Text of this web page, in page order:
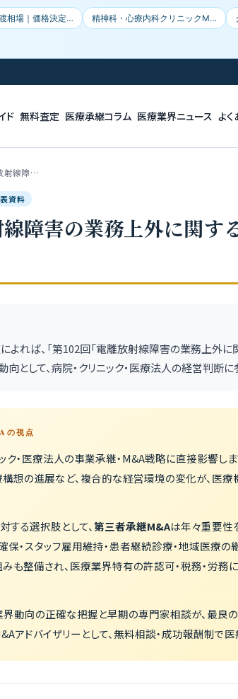
相場｜価格決定… 精神科・心療内科クリニックM…
ド 無料査定 医療承継コラム 医療業界ニュース よ
射線障…
資料
障害の業務上外に関す
れば、「第102回「電離放射線障害の業務上外に
として、病院・クリニック・医療法人の経営判断に
視点
ク・医療法人の事業承継・M&A戦略に直接影響しま
想の進展など、複合的な経営環境の変化が、医
る選択肢として、第三者承継M&Aは年々重要性
保・スタッフ雇用維持・患者継続診療・地域医療
整備され、医療業界特有の許認可・税務・労務
動向の正確な把握と早期の専門家相談が、最良
アドバイザリーとして、無料相談・成功報酬制で